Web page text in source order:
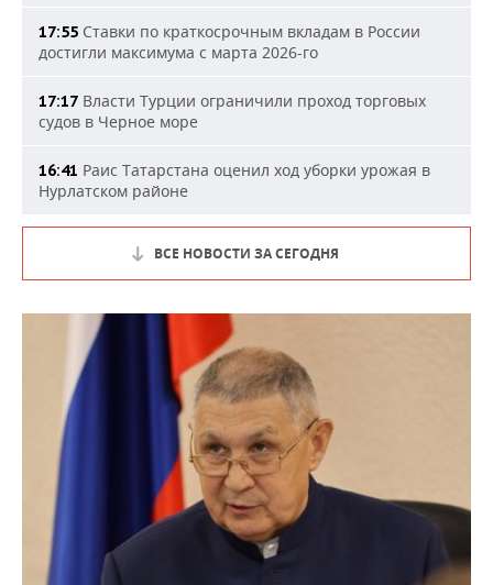
17:55 Ставки по краткосрочным вкладам в России
достигли максимума с марта 2026-го
17:17 Власти Турции ограничили проход торговых
судов в Черное море
16:41 Раис Татарстана оценил ход уборки урожая в
Нурлатском районе
ВСЕ НОВОСТИ ЗА СЕГОДНЯ